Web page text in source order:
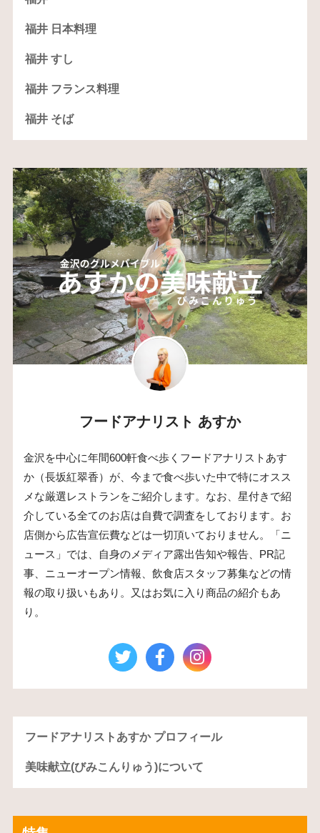
福井 日本料理
福井 すし
福井 フランス料理
福井 そば
フードアナリスト あすか
金沢を中心に年間600軒食べ歩くフードアナリストあす
か（長坂紅翠香）が、今まで食べ歩いた中で特にオスス
メな厳選レストランをご紹介します。なお、星付きで紹
介している全てのお店は自費で調査をしております。お
店側から広告宣伝費などは一切頂いておりません。「ニ
ュース」では、自身のメディア露出告知や報告、PR記
事、ニューオープン情報、飲食店スタッフ募集などの情
報の取り扱いもあり。又はお気に入り商品の紹介もあ
り。
フードアナリストあすか プロフィール
美味献立(びみこんりゅう)について